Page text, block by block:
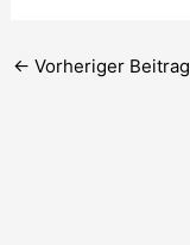
← Vorheriger Beitrag